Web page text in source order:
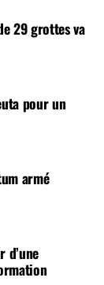
29 grottes va
pour un
armé
d’une